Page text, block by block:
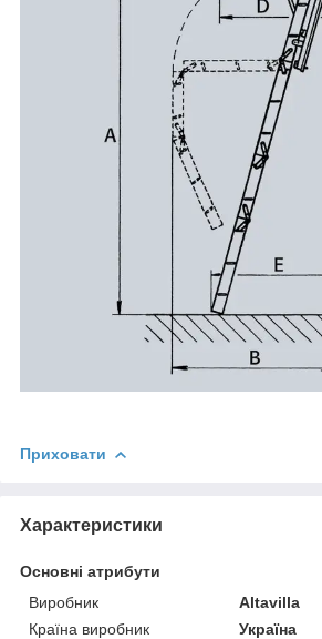
Приховати
Характеристики
Основні атрибути
Виробник
Altavilla
Країна виробник
Україна